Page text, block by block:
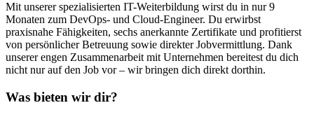
Mit unserer spezialisierten IT-Weiterbildung wirst du in nur 9
Monaten zum DevOps- und Cloud-Engineer. Du erwirbst
praxisnahe Fähigkeiten, sechs anerkannte Zertifikate und profitierst
von persönlicher Betreuung sowie direkter Jobvermittlung. Dank
unserer engen Zusammenarbeit mit Unternehmen bereitest du dich
nicht nur auf den Job vor – wir bringen dich direkt dorthin.
Was bieten wir dir?